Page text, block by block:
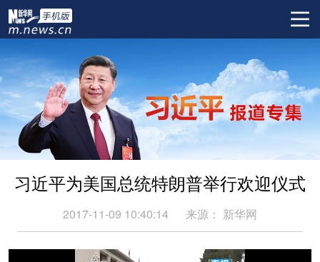
习近平为美国总统特朗普举行欢迎仪式
2017-11-09 10:40:14 来源： 新华网